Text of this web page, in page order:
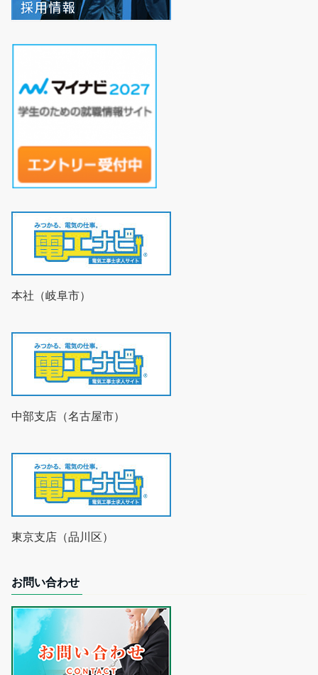
本社（岐阜市）
中部支店（名古屋市）
東京支店（品川区）
お問い合わせ